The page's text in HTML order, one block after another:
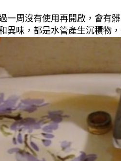
一周沒有使用再開啟，會有
異味，都是水管產生沉積物